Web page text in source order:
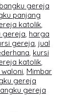
bangku gereja
panjang
katolik
gereja harga
gereja jual
kursi
katolik
Mimbar
gereja
gereja